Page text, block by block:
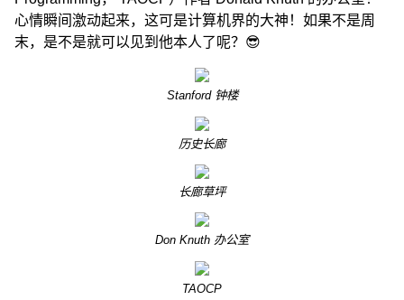
心情瞬间激动起来，这可是计算机界的大神！如果不是周
末，是不是就可以见到他本人了呢？😎
Stanford 钟楼
历史长廊
长廊草坪
Don Knuth 办公室
TAOCP